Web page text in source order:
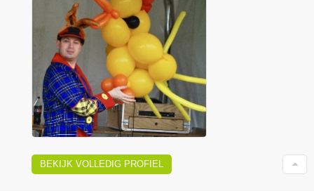
BEKIJK VOLLEDIG PROFIEL